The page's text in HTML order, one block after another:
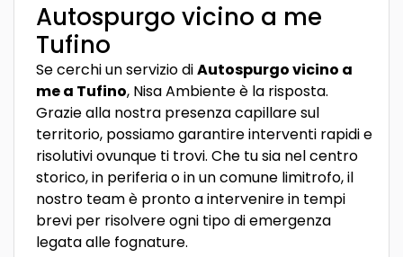
Autospurgo vicino a me
Tufino
Se cerchi un servizio diAutospurgo vicino a
me a Tufino, Nisa Ambiente è la risposta.
Grazie alla nostra presenza capillare sul
territorio, possiamo garantire interventi rapidi e
risolutivi ovunque ti trovi. Che tu sia nel centro
storico, in periferia o in un comune limitrofo, il
nostro team è pronto a intervenire in tempi
brevi per risolvere ogni tipo di emergenza
legata alle fognature.